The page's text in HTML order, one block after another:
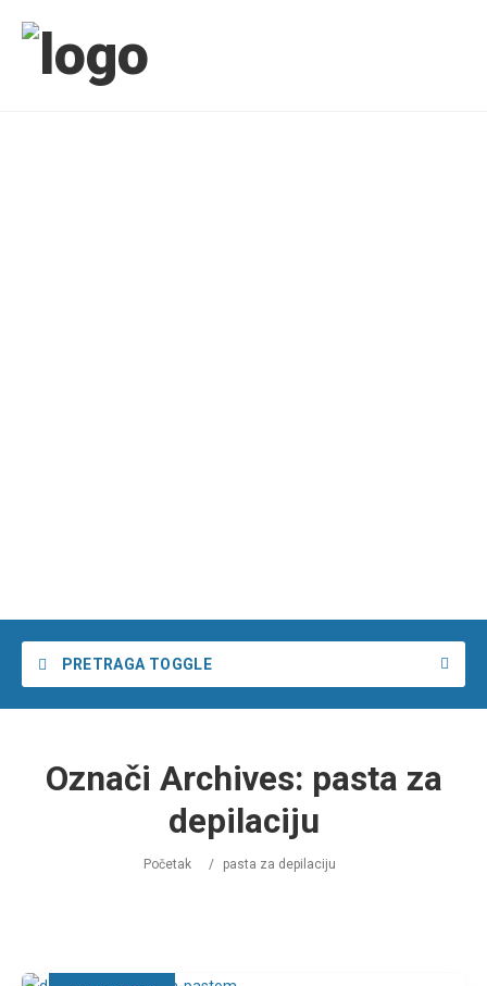
PRETRAGA TOGGLE
Označi Archives: pasta za
depilaciju
Početak / pasta za depilaciju